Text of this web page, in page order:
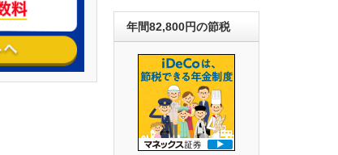
年間82,800円の節税